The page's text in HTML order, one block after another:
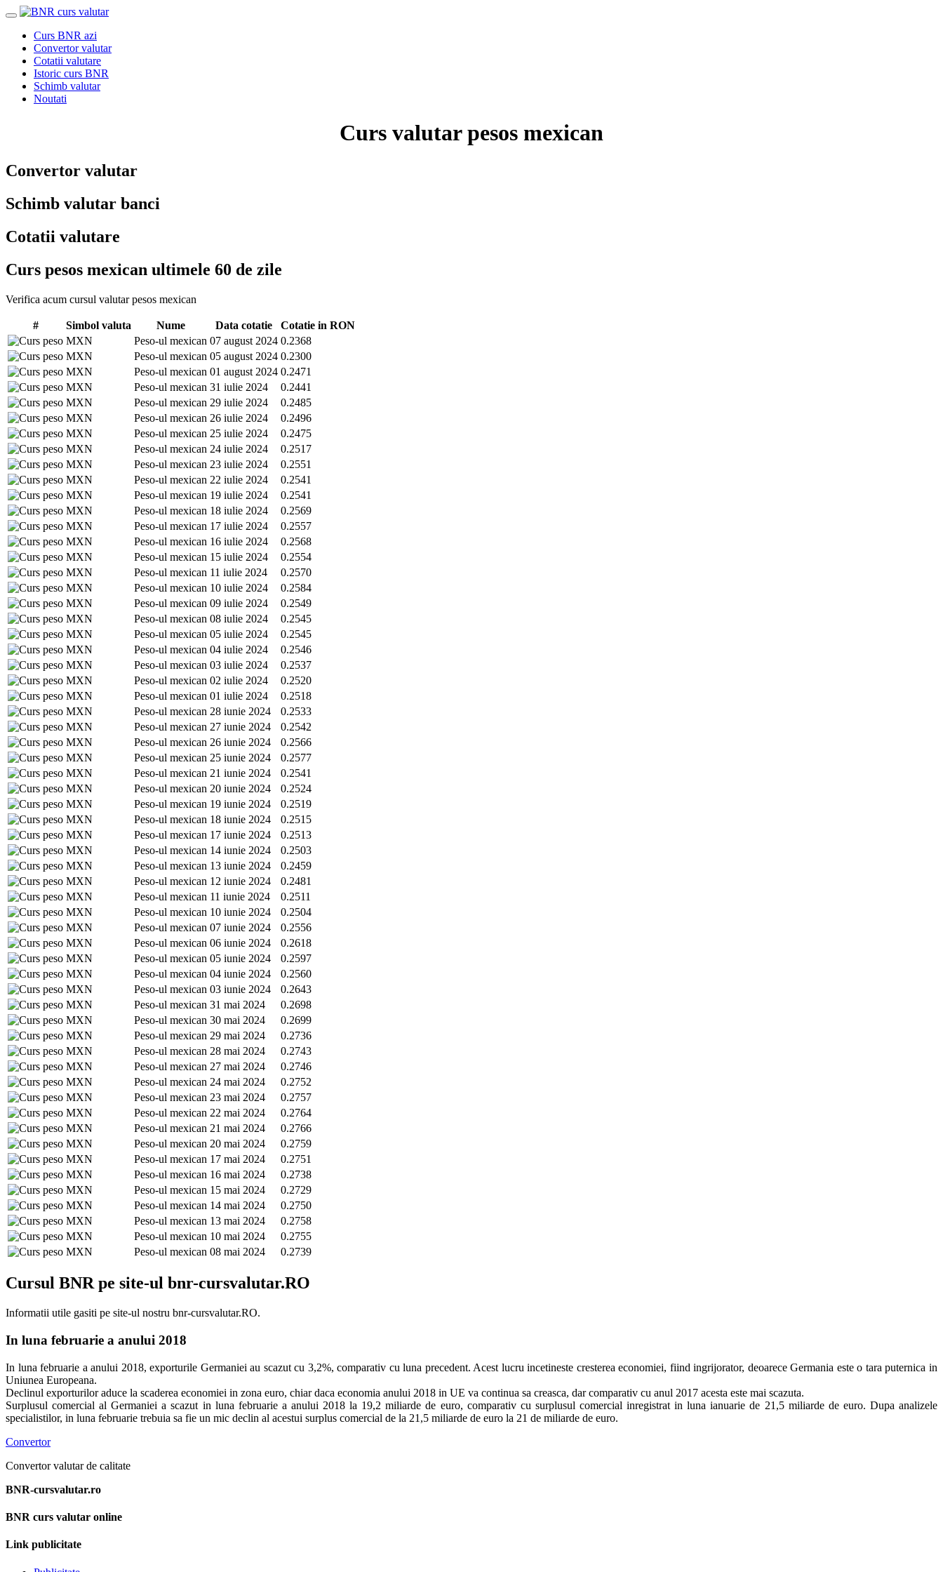
Curs BNR azi
Convertor valutar
Cotatii valutare
Istoric curs BNR
Schimb valutar
Noutati
Curs valutar pesos mexican
Convertor valutar
Schimb valutar banci
Cotatii valutare
Curs pesos mexican ultimele 60 de zile
Verifica acum cursul valutar pesos mexican
# Simbol valuta Nume Data cotatie
Cotatie in RON
MXN
Peso-ul mexican 07 august 2024 0.2368
MXN
Peso-ul mexican 05 august 2024 0.2300
MXN
Peso-ul mexican 01 august 2024 0.2471
MXN
Peso-ul mexican 31 iulie 2024
0.2441
MXN
Peso-ul mexican 29 iulie 2024
0.2485
MXN
Peso-ul mexican 26 iulie 2024
0.2496
MXN
Peso-ul mexican 25 iulie 2024
0.2475
MXN
Peso-ul mexican 24 iulie 2024
0.2517
MXN
Peso-ul mexican 23 iulie 2024
0.2551
MXN
Peso-ul mexican 22 iulie 2024
0.2541
MXN
Peso-ul mexican 19 iulie 2024
0.2541
MXN
Peso-ul mexican 18 iulie 2024
0.2569
MXN
Peso-ul mexican 17 iulie 2024
0.2557
MXN
Peso-ul mexican 16 iulie 2024
0.2568
MXN
Peso-ul mexican 15 iulie 2024
0.2554
MXN
Peso-ul mexican 11 iulie 2024
0.2570
MXN
Peso-ul mexican 10 iulie 2024
0.2584
MXN
Peso-ul mexican 09 iulie 2024
0.2549
MXN
Peso-ul mexican 08 iulie 2024
0.2545
MXN
Peso-ul mexican 05 iulie 2024
0.2545
MXN
Peso-ul mexican 04 iulie 2024
0.2546
MXN
Peso-ul mexican 03 iulie 2024
0.2537
MXN
Peso-ul mexican 02 iulie 2024
0.2520
MXN
Peso-ul mexican 01 iulie 2024
0.2518
MXN
Peso-ul mexican 28 iunie 2024
0.2533
MXN
Peso-ul mexican 27 iunie 2024
0.2542
MXN
Peso-ul mexican 26 iunie 2024
0.2566
MXN
Peso-ul mexican 25 iunie 2024
0.2577
MXN
Peso-ul mexican 21 iunie 2024
0.2541
MXN
Peso-ul mexican 20 iunie 2024
0.2524
MXN
Peso-ul mexican 19 iunie 2024
0.2519
MXN
Peso-ul mexican 18 iunie 2024
0.2515
MXN
Peso-ul mexican 17 iunie 2024
0.2513
MXN
Peso-ul mexican 14 iunie 2024
0.2503
MXN
Peso-ul mexican 13 iunie 2024
0.2459
MXN
Peso-ul mexican 12 iunie 2024
0.2481
MXN
Peso-ul mexican 11 iunie 2024
0.2511
MXN
Peso-ul mexican 10 iunie 2024
0.2504
MXN
Peso-ul mexican 07 iunie 2024
0.2556
MXN
Peso-ul mexican 06 iunie 2024
0.2618
MXN
Peso-ul mexican 05 iunie 2024
0.2597
MXN
Peso-ul mexican 04 iunie 2024
0.2560
MXN
Peso-ul mexican 03 iunie 2024
0.2643
MXN
Peso-ul mexican 31 mai 2024
0.2698
MXN
Peso-ul mexican 30 mai 2024
0.2699
MXN
Peso-ul mexican 29 mai 2024
0.2736
MXN
Peso-ul mexican 28 mai 2024
0.2743
MXN
Peso-ul mexican 27 mai 2024
0.2746
MXN
Peso-ul mexican 24 mai 2024
0.2752
MXN
Peso-ul mexican 23 mai 2024
0.2757
MXN
Peso-ul mexican 22 mai 2024
0.2764
MXN
Peso-ul mexican 21 mai 2024
0.2766
MXN
Peso-ul mexican 20 mai 2024
0.2759
MXN
Peso-ul mexican 17 mai 2024
0.2751
MXN
Peso-ul mexican 16 mai 2024
0.2738
MXN
Peso-ul mexican 15 mai 2024
0.2729
MXN
Peso-ul mexican 14 mai 2024
0.2750
MXN
Peso-ul mexican 13 mai 2024
0.2758
MXN
Peso-ul mexican 10 mai 2024
0.2755
MXN
Peso-ul mexican 08 mai 2024 0.2739
Cursul BNR pe site-ul bnr-cursvalutar.RO
Informatii utile gasiti pe site-ul nostru bnr-cursvalutar.RO.
In luna februarie a anului 2018
In luna februarie a anului 2018, exporturile Germaniei au scazut cu 3,2%, comparativ cu luna precedent. Acest lucru incetineste cresterea economiei, fiind ingrijorator, deoarece Germania este o tara puternica in
Uniunea Europeana.
Declinul exporturilor aduce la scaderea economiei in zona euro, chiar daca economia anului 2018 in UE va continua sa creasca, dar comparativ cu anul 2017 acesta este mai scazuta.
Surplusul comercial al Germaniei a scazut in luna februarie a anului 2018 la 19,2 miliarde de euro, comparativ cu surplusul comercial inregistrat in luna ianuarie de 21,5 miliarde de euro. Dupa analizele
specialistilor, in luna februarie trebuia sa fie un mic declin al acestui surplus comercial de la 21,5 miliarde de euro la 21 de miliarde de euro.
Convertor
Convertor valutar de calitate
BNR-cursvalutar.ro
BNR curs valutar online
Link publicitate